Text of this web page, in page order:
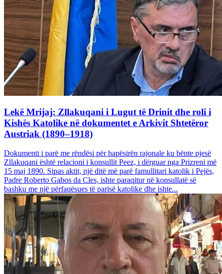
Lekë Mrijaj: Zllakuqani i Lugut të Drinit dhe roli i
Kishës Katolike në dokumentet e Arkivit Shtetëror
Austriak (1890–1918)
Dokumenti i parë me rëndësi për hapësirën rajonale ku bënte pjesë
Zllakuqani është relacioni i konsullit Peez, i dërguar nga Prizreni më
15 maj 1890. Sipas aktit, një ditë më parë famullitari katolik i Pejës,
Padre Roberto Gabos da Cles, ishte paraqitur në konsullatë së
bashku me një përfaqësues të parisë katolike dhe ishte...